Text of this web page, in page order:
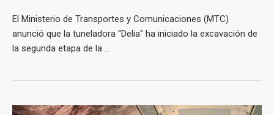
El Ministerio de Transportes y Comunicaciones (MTC)
anunció que la tuneladora "Delia" ha iniciado la excavación de
la segunda etapa de la ...